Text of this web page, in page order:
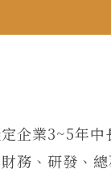
企業3~5年
務、研發、